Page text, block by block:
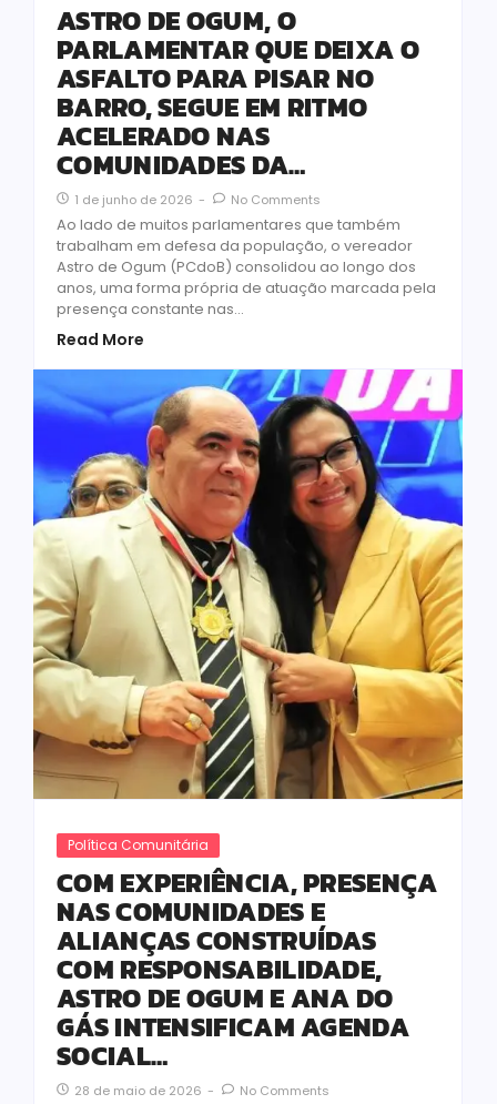
ASTRO DE OGUM, O
PARLAMENTAR QUE DEIXA O
ASFALTO PARA PISAR NO
BARRO, SEGUE EM RITMO
ACELERADO NAS
COMUNIDADES DA…
1 de junho de 2026 - No Comments
Ao lado de muitos parlamentares que também
trabalham em defesa da população, o vereador
Astro de Ogum (PCdoB) consolidou ao longo dos
anos, uma forma própria de atuação marcada pela
presença constante nas...
Read More
Política Comunitária
COM EXPERIÊNCIA, PRESENÇA
NAS COMUNIDADES E
ALIANÇAS CONSTRUÍDAS
COM RESPONSABILIDADE,
ASTRO DE OGUM E ANA DO
GÁS INTENSIFICAM AGENDA
SOCIAL…
28 de maio de 2026 - No Comments